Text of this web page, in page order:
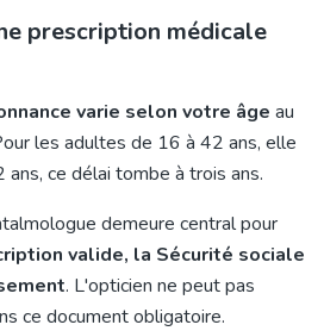
prescription médicale
varie selon votre âge au
les adultes de 16 à 42 ans, elle
ans, ce délai tombe à trois ans.
demeure central pour
valide, la Sécurité sociale
. L'opticien ne peut pas
ce document obligatoire.